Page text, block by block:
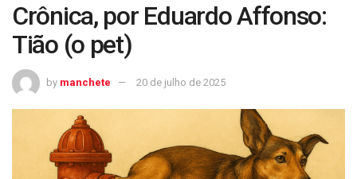
Crônica, por Eduardo Affonso:
Tião (o pet)
by manchete 20 de julho de 2025